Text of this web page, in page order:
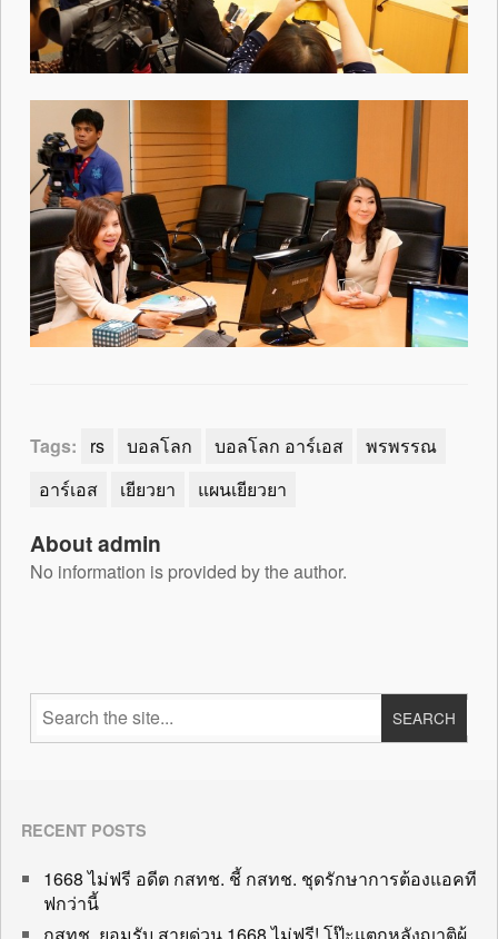
Tags: rs บอลโลก บอลโลก อาร์เอส
พรพรรณ
อาร์เอส
เยียวยา แผนเยียวยา
About admin
No information is provided by the author.
RECENT POSTS
1668 ไม่ฟรี อดีต กสทช. ชี้ กสทช. ชุดรักษาการต้องแอคที
ฟกว่านี้